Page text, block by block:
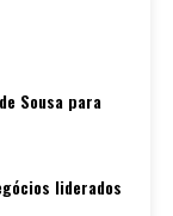
Sousa para
liderados